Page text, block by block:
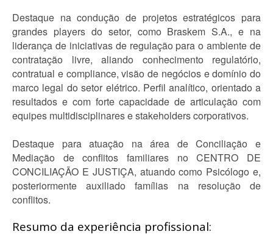
Destaque na condução de projetos estratégicos para
grandes players do setor, como Braskem S.A., e na
liderança de iniciativas de regulação para o ambiente de
contratação livre, aliando conhecimento regulatório,
contratual e compliance, visão de negócios e domínio do
marco legal do setor elétrico. Perfil analítico, orientado a
resultados e com forte capacidade de articulação com
equipes multidisciplinares e stakeholders corporativos.
Destaque para atuação na área de Conciliação e
Mediação de conflitos familiares no CENTRO DE
CONCILIAÇÃO E JUSTIÇA, atuando como Psicólogo e,
posteriormente auxiliado famílias na resolução de
conflitos.
Resumo da experiência profissional: